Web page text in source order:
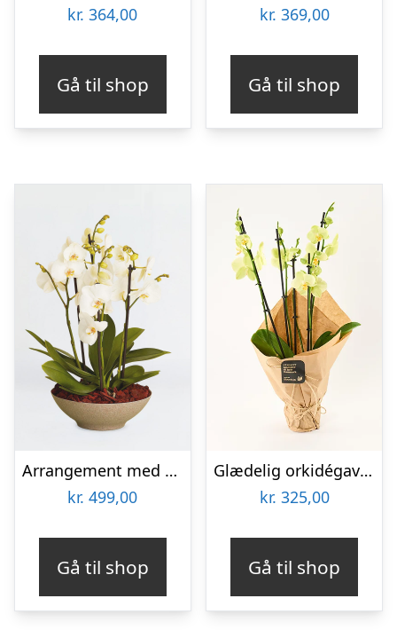
kr. 364,00
Gå til shop
kr. 369,00
Gå til shop
Arrangement med orkideer
kr. 499,00
Gå til shop
Glædelig orkidégave – Send blomster med Bloomit
kr. 325,00
Gå til shop